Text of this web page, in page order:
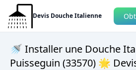
Devis Douche Italienne
🚿 Installer une Douche
Puisseguin (33570) 🌟